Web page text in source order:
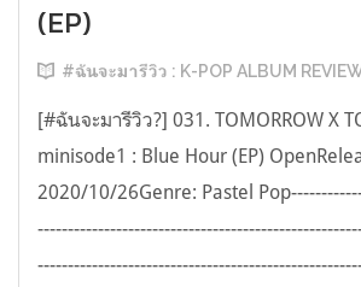
(EP)
#ฉันจะมารีวิว : K-POP ALBUM
[#ฉันจะมารีวิว?] 031. TOMORROW X
minisode1 : Blue Hour (EP)
2020/10/26Genre: Pastel